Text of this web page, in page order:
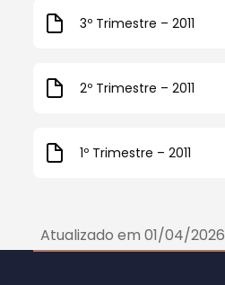
3º Trimestre – 2011
2º Trimestre – 2011
1º Trimestre – 2011
Atualizado em 01/04/2026